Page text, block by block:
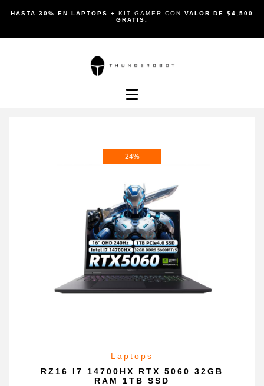
HASTA 30% EN LAPTOPS + KIT GAMER CON VALOR DE $4,500
GRATIS.
24%
Laptops
RZ16 I7 14700HX RTX 5060 32GB
RAM 1TB SSD